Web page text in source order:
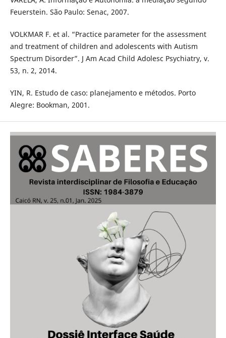
Feuerstein. São Paulo: Senac, 2007.
VOLKMAR F. et al. “Practice parameter for the assessment
and treatment of children and adolescents with Autism
Spectrum Disorder”. J Am Acad Child Adolesc Psychiatry, v.
53, n. 2, 2014.
YIN, R. Estudo de caso: planejamento e métodos. Porto
Alegre: Bookman, 2001.